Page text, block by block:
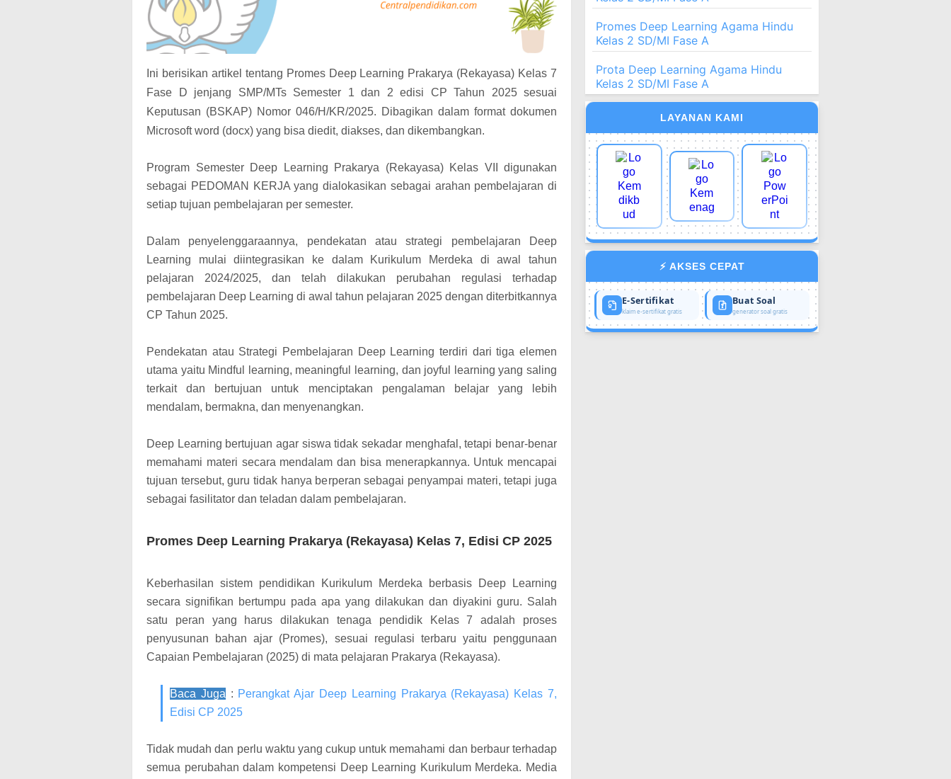
Ini berisikan artikel tentang Promes Deep Learning Prakarya (Rekayasa) Kelas 7
Fase D jenjang SMP/MTs Semester 1 dan 2 edisi CP Tahun 2025 sesuai
Keputusan (BSKAP) Nomor 046/H/KR/2025. Dibagikan dalam format dokumen
Microsoft word (docx) yang bisa diedit, diakses, dan dikembangkan.
Program Semester Deep Learning Prakarya (Rekayasa) Kelas VII digunakan
sebagai PEDOMAN KERJA yang dialokasikan sebagai arahan pembelajaran di
setiap tujuan pembelajaran per semester.
Dalam penyelenggaraannya, pendekatan atau strategi pembelajaran Deep
Learning mulai diintegrasikan ke dalam Kurikulum Merdeka di awal tahun
pelajaran 2024/2025, dan telah dilakukan perubahan regulasi terhadap
pembelajaran Deep Learning di awal tahun pelajaran 2025 dengan diterbitkannya
CP Tahun 2025.
Pendekatan atau Strategi Pembelajaran Deep Learning terdiri dari tiga elemen
utama yaitu Mindful learning, meaningful learning, dan joyful learning yang saling
terkait dan bertujuan untuk menciptakan pengalaman belajar yang lebih
mendalam, bermakna, dan menyenangkan.
Deep Learning bertujuan agar siswa tidak sekadar menghafal, tetapi benar-benar
memahami materi secara mendalam dan bisa menerapkannya. Untuk mencapai
tujuan tersebut, guru tidak hanya berperan sebagai penyampai materi, tetapi juga
sebagai fasilitator dan teladan dalam pembelajaran.
Promes Deep Learning Prakarya (Rekayasa) Kelas 7, Edisi CP 2025
Keberhasilan sistem pendidikan Kurikulum Merdeka berbasis Deep Learning
secara signifikan bertumpu pada apa yang dilakukan dan diyakini guru. Salah
satu peran yang harus dilakukan tenaga pendidik Kelas 7 adalah proses
penyusunan bahan ajar (Promes), sesuai regulasi terbaru yaitu penggunaan
Capaian Pembelajaran (2025) di mata pelajaran Prakarya (Rekayasa).
Baca Juga: Perangkat Ajar Deep Learning Prakarya (Rekayasa) Kelas 7,
Edisi CP 2025
Tidak mudah dan perlu waktu yang cukup untuk memahami dan berbaur terhadap
semua perubahan dalam kompetensi Deep Learning Kurikulum Merdeka. Media
Promes Deep Learning Agama Hindu
Kelas 2 SD/MI Fase A
Prota Deep Learning Agama Hindu
Kelas 2 SD/MI Fase A
LAYANAN KAMI
⚡ AKSES CEPAT
E-Sertifikat
klaim e-sertifikat gratis
Buat Soal
generator soal gratis